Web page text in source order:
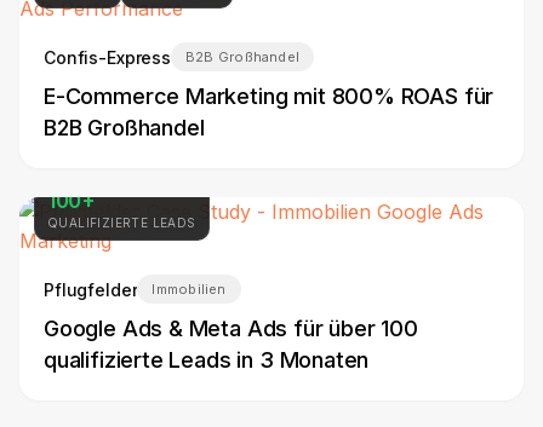
Confis-Express B2B Großhandel
E-Commerce Marketing mit 800% ROAS für
B2B Großhandel
100+
QUALIFIZIERTE LEADS
Pflugfelder Immobilien
Google Ads & Meta Ads für über 100
qualifizierte Leads in 3 Monaten